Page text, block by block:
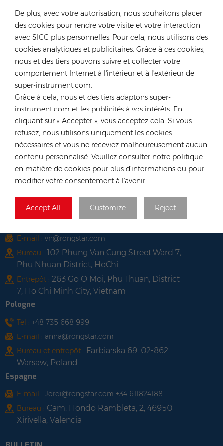
De plus, avec votre autorisation, nous souhaitons placer
des cookies pour rendre votre visite et votre interaction
avec SICC plus personnelles. Pour cela, nous utilisons des
cookies analytiques et publicitaires. Grâce à ces cookies,
nous et des tiers pouvons suivre et collecter votre
comportement Internet à l'intérieur et à l'extérieur de
super-instrument.com.
Grâce à cela, nous et des tiers adaptons super-
instrument.com et les publicités à vos intérêts. En
cliquant sur « Accepter », vous acceptez cela. Si vous
refusez, nous utilisons uniquement les cookies
nécessaires et vous ne recevrez malheureusement aucun
contenu personnalisé. Veuillez consulter notre politique
en matière de cookies pour plus d'informations ou pour
modifier votre consentement à l'avenir.
Accept All Customize Reject
fonctions de protection de sécurité. Le système de stockage
d'énergie basse tension est plus sûr et plus rentable, ce qui en
fait le choix de produit optimal pour les scénarios
d'application domestique.Pour plus d'informations sur les
produits Deye, veuillez cliquer sur le lien
https://www.rongstar.com/deye_p1Si vous avez des besoins en
produits, veuillez nous contacter. Les entrepôts locaux et la
technologie de Rongstar en Allemagne, en Pologne et en
Espagne se consacrent à vous servir
CONTACTEZ NOTRE EXPERT
Allemagne
E-mail :anna@rongstar.com
Bureau et entrepôt :Industriestraße 40, 52457
Aldenhoven, Deutschland
Hong Kong
E-mail :hk@rongstar.com
Bureau et entrepôt :39 Kung-Um Road, Yuen
Viêt Nam
E-mail : vn@rongstar.com
Bureau : 102 Phung Van Cung Street,Ward 7,
Phu Nhuan District, HoChi
Entrepôt : 263 Go O Moi, Phu Thuan, District
7, Ho Chi Minh City, Vietnam
Pologne
Tél : +48 735 668 999
E-mail : anna@rongstar.com
Bureau et entrepôt : Farbiarska 69, 02-862
Warsaw, Poland
Espagne
E-mail : Jordi@rongstar.com +34 611824188
Bureau : Cam. Hondo Rambleta, 2, 46950
Xirivella, Valencia